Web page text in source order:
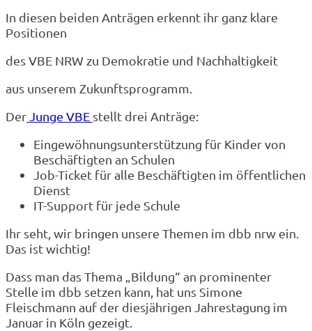
In diesen beiden Anträgen erkennt ihr ganz klare
Positionen
des VBE NRW zu Demokratie und Nachhaltigkeit
aus unserem Zukunftsprogramm.
DerJunge VBE stellt drei Anträge:
Eingewöhnungsunterstützung für Kinder von
Beschäftigten an Schulen
Job-Ticket für alle Beschäftigten im öffentlichen
Dienst
IT-Support für jede Schule
Ihr seht, wir bringen unsere Themen im dbb nrw ein.
Das ist wichtig!
Dass man das Thema „Bildung“ an prominenter
Stelle im dbb setzen kann, hat uns Simone
Fleischmann auf der diesjährigen Jahrestagung im
Januar in Köln gezeigt.